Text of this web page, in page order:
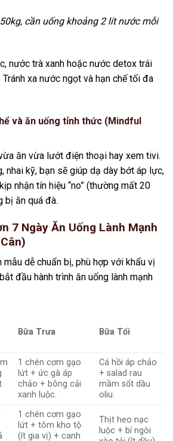
cần uống khoảng 2 lít nước mỗi
nước trà xanh hoặc nước detox trái
xa nước ngọt và hạn chế tối đa
và ăn uống tỉnh thức (Mindful
ăn vừa lướt điện thoại hay xem tivi.
nhai kỹ, bạn sẽ giúp dạ dày bớt áp lực,
nhận tín hiệu “no” (thường mất 20
bị ăn quá đà.
7 Ngày Ăn Uống Lành Mạnh
dễ chuẩn bị, phù hợp với khẩu vị
đầu hành trình ăn uống lành mạnh
Bữa Trưa Bữa Tối
1 chén cơm gạo
lứt + ức gà áp
chảo + bông cải
xanh luộc.
Cá hồi áp chảo
+ salad rau
mầm sốt dầu
oliu.
1 chén cơm gạo
lứt + tôm kho tộ
(ít gia vị) + canh
Thịt heo nạc
luộc + bí ngòi